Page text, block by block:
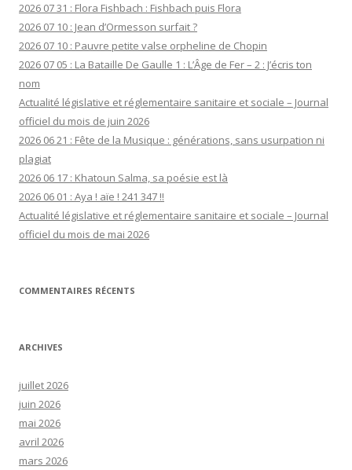
2026 07 31 : Flora Fishbach : Fishbach puis Flora
2026 07 10 : Jean d’Ormesson surfait ?
2026 07 10 : Pauvre petite valse orpheline de Chopin
2026 07 05 : La Bataille De Gaulle 1 : L’Âge de Fer – 2 : J’écris ton
nom
Actualité législative et réglementaire sanitaire et sociale – Journal
officiel du mois de juin 2026
2026 06 21 : Fête de la Musique : générations, sans usurpation ni
plagiat
2026 06 17 : Khatoun Salma, sa poésie est là
2026 06 01 : Aya ! aïe ! 241 347 !!
Actualité législative et réglementaire sanitaire et sociale – Journal
officiel du mois de mai 2026
COMMENTAIRES RÉCENTS
ARCHIVES
juillet 2026
juin 2026
mai 2026
avril 2026
mars 2026